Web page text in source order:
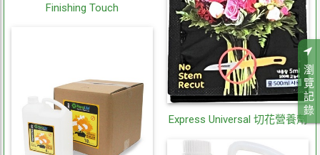
Finishing Touch
Express Universal 切花營養劑
瀏
覽
記
錄